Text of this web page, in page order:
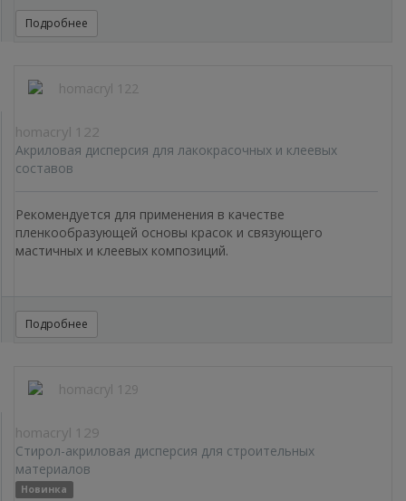
Подробнее
homacryl 122
Акриловая дисперсия для лакокрасочных и клеевых
составов
Рекомендуется для применения в качестве
пленкообразующей основы красок и связующего
мастичных и клеевых композиций.
Подробнее
homacryl 129
Стирол-акриловая дисперсия для строительных
материалов
Новинка